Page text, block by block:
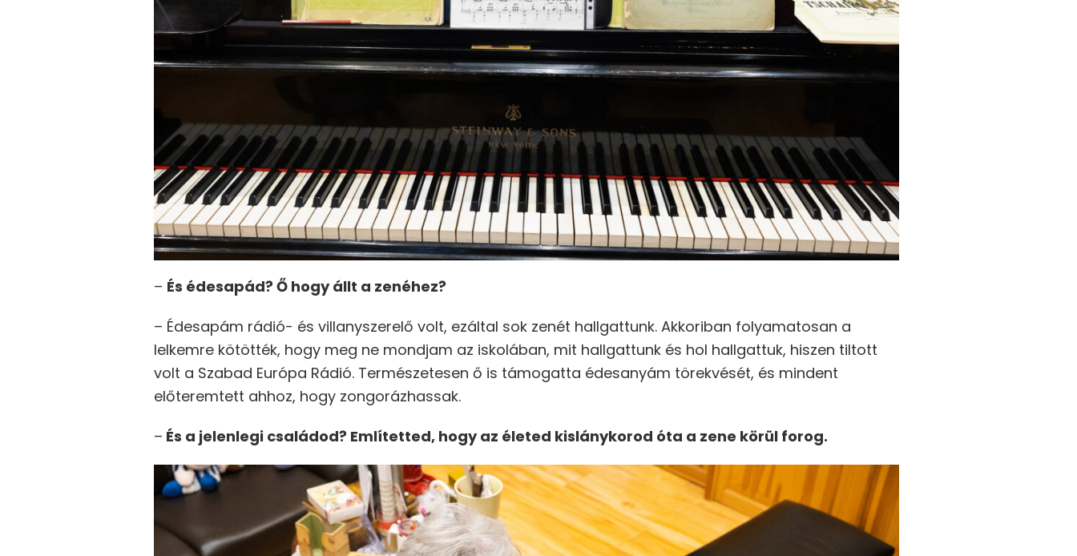
– És édesapád? Ő hogy állt a zenéhez?
– Édesapám rádió- és villanyszerelő volt, ezáltal sok zenét hallgattunk. Akkoriban folyamatosan a
lelkemre kötötték, hogy meg ne mondjam az iskolában, mit hallgattunk és hol hallgattuk, hiszen tiltott
volt a Szabad Európa Rádió. Természetesen ő is támogatta édesanyám törekvését, és mindent
előteremtett ahhoz, hogy zongorázhassak.
– És a jelenlegi családod? Említetted, hogy az életed kislánykorod óta a zene körül forog.